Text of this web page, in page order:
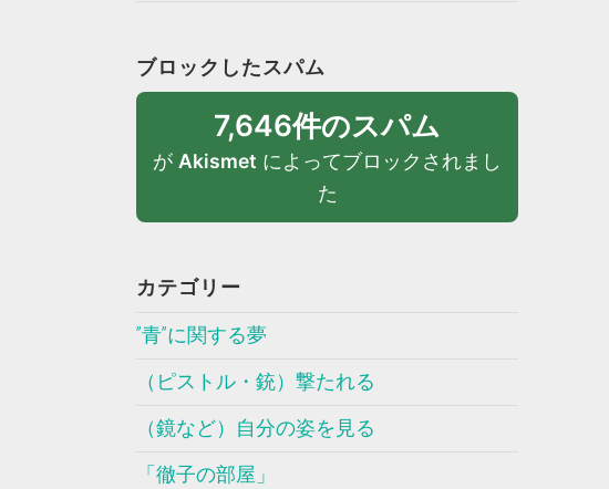
ブロックしたスパム
7,646件のスパム
が Akismet によってブロックされまし
た
カテゴリー
”青”に関する夢
（ピストル・銃）撃たれる
（鏡など）自分の姿を見る
「徹子の部屋」